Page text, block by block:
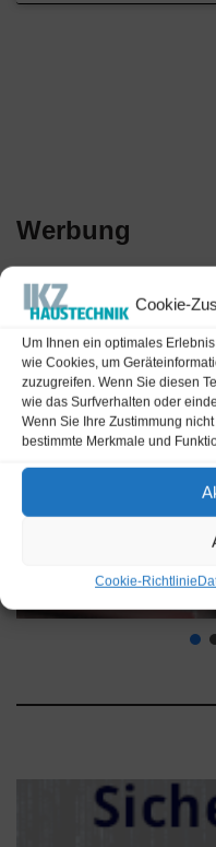
Cookie-
Um Ihnen ein optimales
wie Cookies, um
zuzugreifen. Wenn Sie diesen
wie das Surfverhalten oder
Wenn Sie Ihre Zustimmung
bestimmte Merkmale und
Cookie-Richtlinie
Werbung